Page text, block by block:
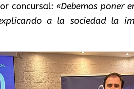
concursal: «Debemos poner
a la sociedad la